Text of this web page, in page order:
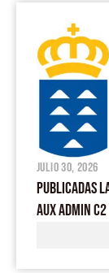
julio 30, 2026
PUBLICADAS
AUX ADMIN C2